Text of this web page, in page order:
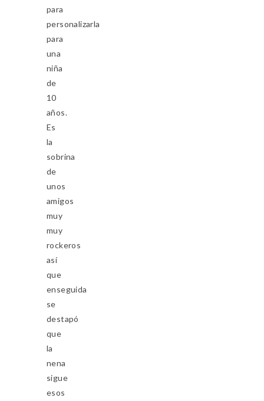
para
personalizarla
para
una
niña
de
10
años.
Es
la
sobrina
de
unos
amigos
muy
muy
rockeros
así
que
enseguida
se
destapó
que
la
nena
sigue
esos